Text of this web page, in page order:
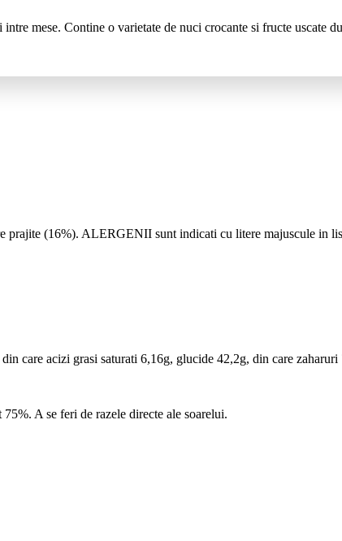
mese. Contine o varietate de nuci crocante si fructe uscate
(16%). ALERGENII sunt indicati cu litere majuscule in
care acizi grasi saturati 6,16g, glucide 42,2g, din care
A se feri de razele directe ale soarelui.